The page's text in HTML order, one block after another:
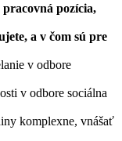
pracovná pozícia,
a v čom sú pre
v odbore
v odbore sociálna
komplexne, vnášať